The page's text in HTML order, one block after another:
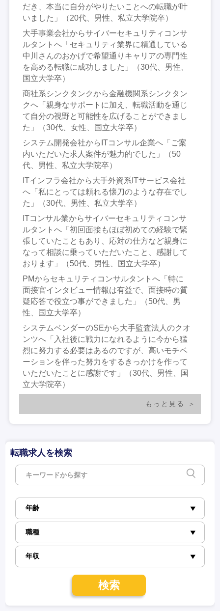
だき、本当に自分がやりたいことへの転職が叶
いました」（20代、男性、私立大学院卒）
大手事業会社からサイバーセキュリティコンサ
ルタントへ「セキュリティ業界に精通している
中川さんのおかげで希望通りキャリアの専門性
を高める転職に成功しました」（30代、男性、
国立大学卒）
商社系シンクタンクから金融機関系シンクタン
クへ「親身なサポートに加え、転職活動を通じ
て自分の視野と可能性を広げることができまし
た」（30代、女性、国立大学卒）
システム開発会社からITコンサル企業へ「ご案
内いただいた求人案件が魅力的でした」（50
代、男性、私立大学院卒）
ITインフラ会社から大手外資系ITサービス会社
へ「私にとっては頼れる懐刀のような存在でし
た」（30代、男性、私立大学卒）
ITコンサル業からサイバーセキュリティコンサ
ルタントへ「初回面接もほぼ初めての経験で緊
張していたこともあり、応対の仕方など親身に
なって相談に乗っていただいたこと、感謝して
おります」（50代、男性、国立大学卒）
PMからセキュリティコンサルタントへ「特に
面接官インタビュー情報は有益で、面接時の質
疑応答で役立つ事ができました」（50代、男
性、国立大学卒）
システムベンダーのSEから大手監査法人のクオ
ンツへ「入社後に戦力になれるように今から猛
烈に努力する必要はあるのですが、高いモチベ
ーションを伴った努力をするきっかけを作って
いただいたことに感謝です」（30代、男性、国
立大学院卒）
もっと見る
転職求人を検索
検索